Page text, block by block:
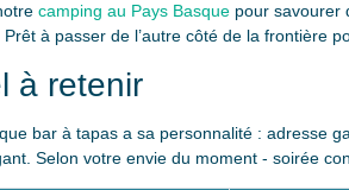
camping au Pays Basquepour savourer
à passer de l’autre côté de la frontière
à retenir
bar à tapas a sa personnalité : adresse
Selon votre envie du moment - soirée